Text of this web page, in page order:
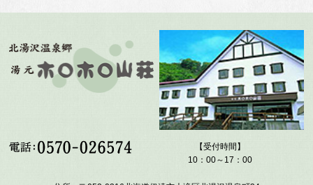
【受付時間】
10：00～17：00